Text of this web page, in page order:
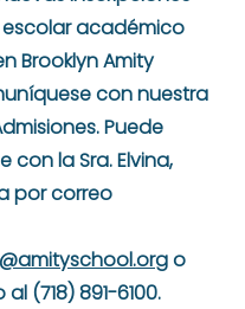
académico
Brooklyn Amity
con nuestra
Puede
con la Sra. Elvina,
por correo
@amityschool.orgo
al (718) 891-6100.